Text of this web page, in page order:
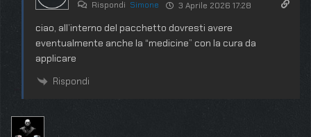
Rispondi Simone 3 Aprile 2026 17:28
ciao, all’interno del pacchetto dovresti avere
eventualmente anche la “medicine” con la cura da
applicare
Rispondi